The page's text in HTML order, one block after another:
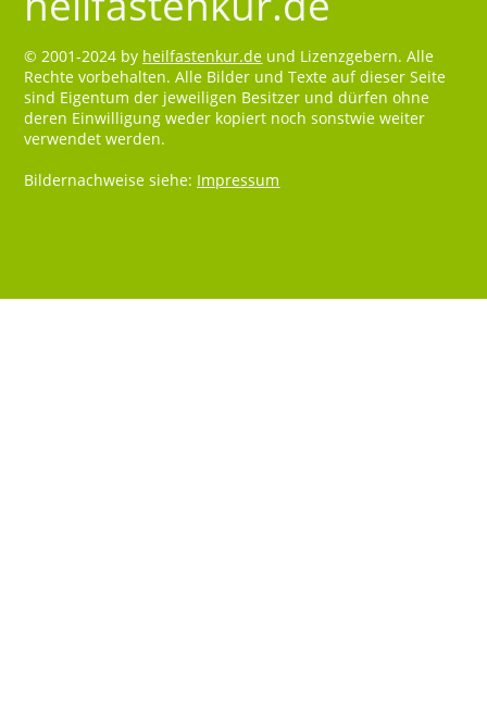
© 2001-2024 by heilfastenkur.de und Lizenzgebern. Alle
Rechte vorbehalten. Alle Bilder und Texte auf dieser Seite
sind Eigentum der jeweiligen Besitzer und dürfen ohne
deren Einwilligung weder kopiert noch sonstwie weiter
verwendet werden.
Bildernachweise siehe: Impressum